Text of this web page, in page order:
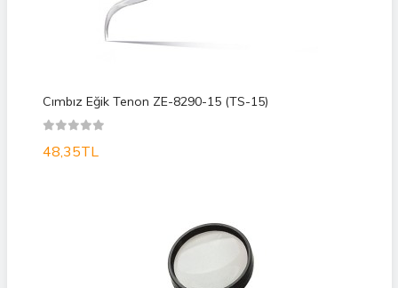
Cımbız Eğik Tenon ZE-8290-15 (TS-15)
48,35TL